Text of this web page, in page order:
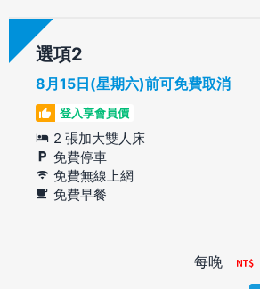
選項
8月15日(星期六)前可免費取消
登入享會員價
2 張加大雙人床
免費停車
免費無線上網
免費早餐
每晚